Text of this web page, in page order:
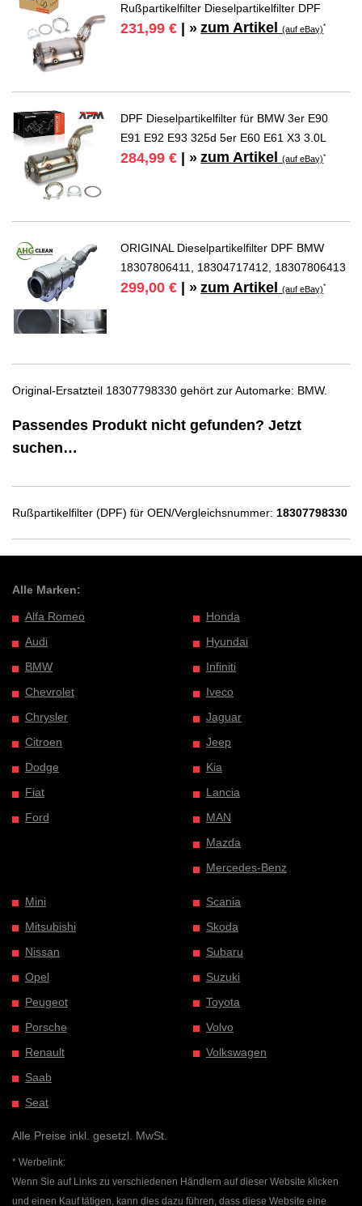
Rußpartikelfilter Dieselpartikelfilter DPF
231,99 € | » zum Artikel(auf eBay)*
DPF Dieselpartikelfilter für BMW 3er E90
E91 E92 E93 325d 5er E60 E61 X3 3.0L
284,99 € | » zum Artikel(auf eBay)*
ORIGINAL Dieselpartikelfilter DPF BMW
18307806411, 18304717412, 18307806413
299,00 € | » zum Artikel(auf eBay)*
Original-Ersatzteil 18307798330 gehört zur Automarke: BMW.
Passendes Produkt nicht gefunden? Jetzt
suchen…
Rußpartikelfilter (DPF) für OEN/Vergleichsnummer: 18307798330
Alle Marken:
Alfa Romeo
Audi
BMW
Chevrolet
Chrysler
Citroen
Dodge
Fiat
Ford
Honda
Hyundai
Infiniti
Iveco
Jaguar
Jeep
Kia
Lancia
MAN
Mazda
Mercedes-Benz
Mini
Mitsubishi
Nissan
Opel
Peugeot
Porsche
Renault
Saab
Seat
Scania
Skoda
Subaru
Suzuki
Toyota
Volvo
Volkswagen
Alle Preise inkl. gesetzl. MwSt.
* Werbelink:
Wenn Sie auf Links zu verschiedenen Händlern auf dieser Website klicken
und einen Kauf tätigen, kann dies dazu führen, dass diese Website eine